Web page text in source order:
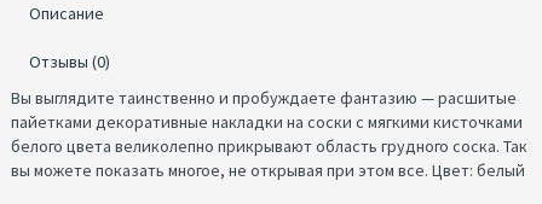
Описание
Отзывы (0)
Вы выглядите таинственно и пробуждаете фантазию — расшитые
пайетками декоративные накладки на соски с мягкими кисточками
белого цвета великолепно прикрывают область грудного соска. Так
вы можете показать многое, не открывая при этом все. Цвет: белый